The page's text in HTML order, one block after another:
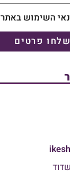
השימוש באתר
שלחו פרטים